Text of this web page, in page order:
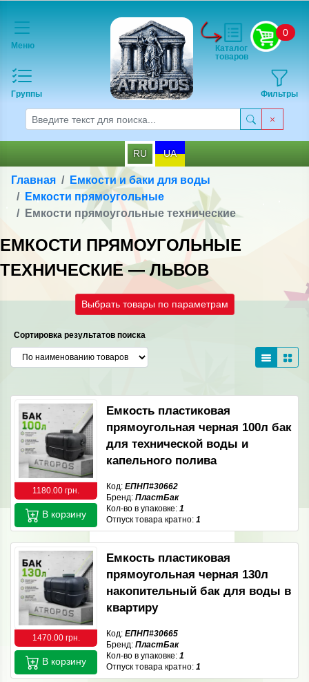
Меню
Группы
0
Фильтры
Каталог
товаров
RU UA
Главная
Емкости и баки для воды
Емкости прямоугольные
Емкости прямоугольные технические
ЕМКОСТИ ПРЯМОУГОЛЬНЫЕ
ТЕХНИЧЕСКИЕ — ЛЬВОВ
Выбрать товары по параметрам
Сортировка результатов поиска
1180.00 грн.
Емкость пластиковая
прямоугольная черная 100л бак
для технической воды и
капельного полива
Код: ЕПНП#30662
Бренд: ПластБак
Кол-во в упаковке: 1
Отпуск товара кратно: 1
В корзину
1470.00 грн.
Емкость пластиковая
прямоугольная черная 130л
накопительный бак для воды в
квартиру
Код: ЕПНП#30665
Бренд: ПластБак
Кол-во в упаковке: 1
Отпуск товара кратно: 1
В корзину